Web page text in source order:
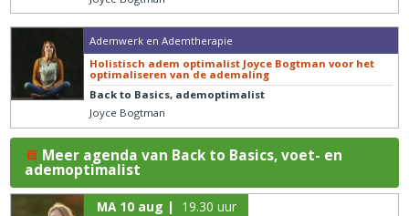
Ademwerk en Ademtherapie
Holistisch adem optimalist Joyce Bogtman voor het
optimaliseren van de ademaling
Back to Basics, ademoptimalist
Joyce Bogtman
Meer agenda van Back to Basics, voet- en
ademoptimalist
MA 10 aug | 19.30 uur